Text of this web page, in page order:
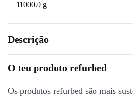
11000.0 g
Descrição
O teu produto refurbed
Os produtos refurbed são mais